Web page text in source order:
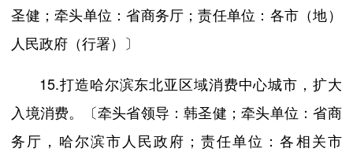
圣健；牵头单位：省商务厅；责任单位：各市（地）
人民政府（行署）〕
15.打造哈尔滨东北亚区域消费中心城市，扩大
入境消费。〔牵头省领导：韩圣健；牵头单位：省商
务厅，哈尔滨市人民政府；责任单位：各相关市